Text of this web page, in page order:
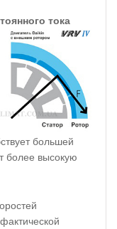
тока
большей
более высокую